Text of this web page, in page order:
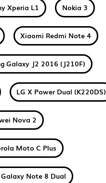
Xperia L1 Nokia 3
Xiaomi Redmi Note 4
Galaxy J2 2016 (J210F)
LG X Power Dual (K220DS)
Nova 2
Moto C Plus
Note 8 Dual